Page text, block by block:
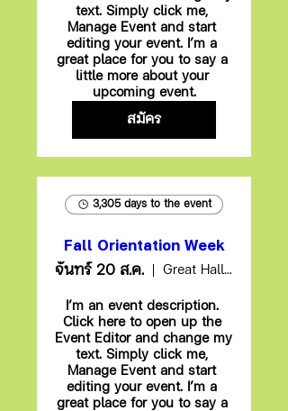
text. Simply click me,
Manage Event and start
editing your event. I’m a
great place for you to say a
little more about your
upcoming event.
สมัคร
3,305 days to the event
Fall Orientation Week
จันทร์ 20 ส.ค. Great Hall, Brockway Community College
I’m an event description.
Click here to open up the
Event Editor and change my
text. Simply click me,
Manage Event and start
editing your event. I’m a
great place for you to say a